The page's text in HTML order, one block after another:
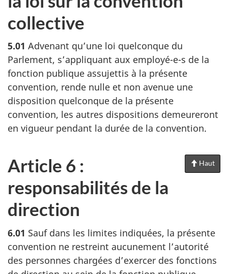
collective
5.01 Advenant qu’une loi quelconque du
Parlement, s’appliquant aux employé-e-s de la
fonction publique assujettis à la présente
convention, rende nulle et non avenue une
disposition quelconque de la présente
convention, les autres dispositions demeureront
en vigueur pendant la durée de la convention.
Haut
la
Article 6 :
responsabilités de la
direction
6.01 Sauf dans les limites indiquées, la présente
convention ne restreint aucunement l’autorité
des personnes chargées d’exercer des fonctions